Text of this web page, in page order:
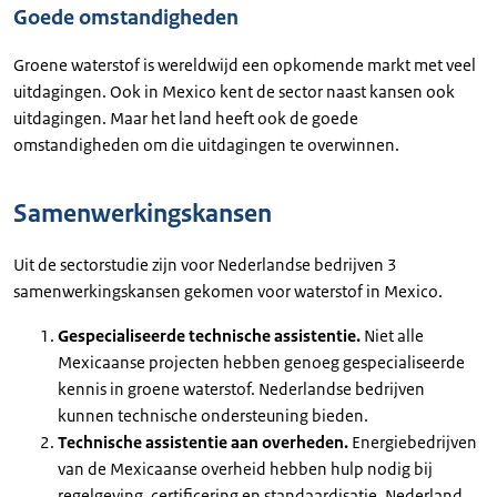
Goede omstandigheden
Groene waterstof is wereldwijd een opkomende markt met veel
uitdagingen. Ook in Mexico kent de sector naast kansen ook
uitdagingen. Maar het land heeft ook de goede
omstandigheden om die uitdagingen te overwinnen.
Samenwerkingskansen
Uit de sectorstudie zijn voor Nederlandse bedrijven 3
samenwerkingskansen gekomen voor waterstof in Mexico.
Gespecialiseerde technische assistentie. Niet alle
Mexicaanse projecten hebben genoeg gespecialiseerde
kennis in groene waterstof. Nederlandse bedrijven
kunnen technische ondersteuning bieden.
Technische assistentie aan overheden. Energiebedrijven
van de Mexicaanse overheid hebben hulp nodig bij